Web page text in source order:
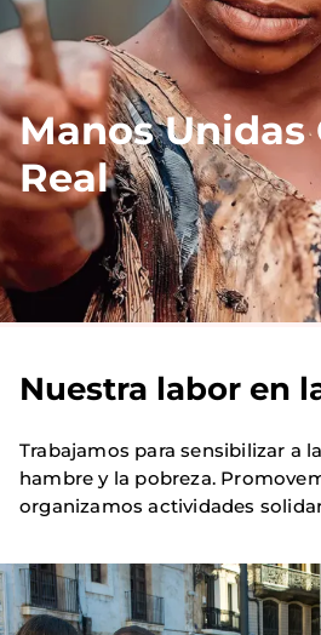
Manos Unidas
Real
Nuestra labor en
Trabajamos para sensibilizar a
hambre y la pobreza.
organizamos actividades